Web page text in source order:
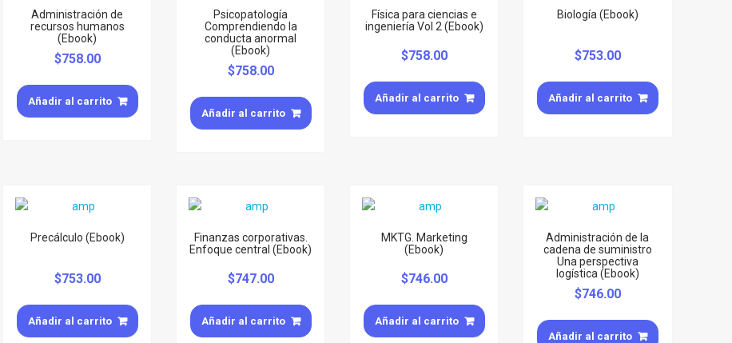
Administración de
recursos humanos
(Ebook)
$758.00
Añadir al carrito
Psicopatología
Comprendiendo la
conducta anormal
(Ebook)
$758.00
Añadir al carrito
Física para ciencias e
ingeniería Vol 2 (Ebook)
$758.00
Añadir al carrito
Biología (Ebook)
$753.00
Añadir al carrito
Precálculo (Ebook)
$753.00
Añadir al carrito
Finanzas corporativas.
Enfoque central (Ebook)
$747.00
Añadir al carrito
MKTG. Marketing
(Ebook)
$746.00
Añadir al carrito
Administración de la
cadena de suministro
Una perspectiva
logística (Ebook)
$746.00
Añadir al carrito